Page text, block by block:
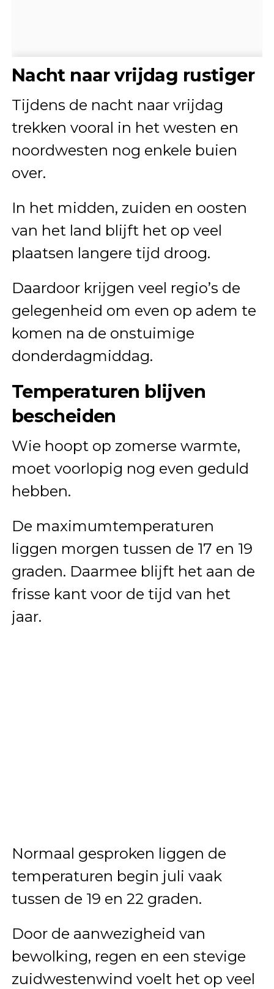
Nacht naar vrijdag rustiger
Tijdens de nacht naar vrijdag
trekken vooral in het westen en
noordwesten nog enkele buien
over.
In het midden, zuiden en oosten
van het land blijft het op veel
plaatsen langere tijd droog.
Daardoor krijgen veel regio’s de
gelegenheid om even op adem te
komen na de onstuimige
donderdagmiddag.
Temperaturen blijven
bescheiden
Wie hoopt op zomerse warmte,
moet voorlopig nog even geduld
hebben.
De maximumtemperaturen
liggen morgen tussen de 17 en 19
graden. Daarmee blijft het aan de
frisse kant voor de tijd van het
jaar.
Normaal gesproken liggen de
temperaturen begin juli vaak
tussen de 19 en 22 graden.
Door de aanwezigheid van
bewolking, regen en een stevige
zuidwestenwind voelt het op veel